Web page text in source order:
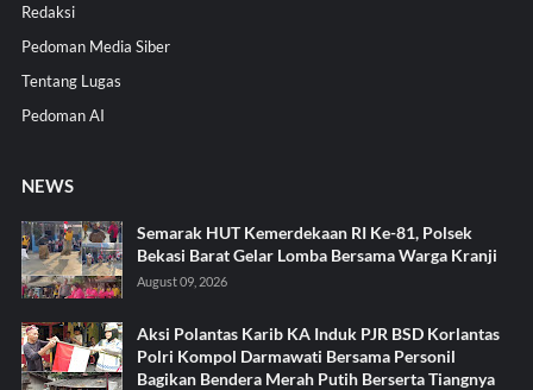
Redaksi
Pedoman Media Siber
Tentang Lugas
Pedoman AI
NEWS
Semarak HUT Kemerdekaan RI Ke-81, Polsek
Bekasi Barat Gelar Lomba Bersama Warga Kranji
August 09, 2026
Aksi Polantas Karib KA Induk PJR BSD Korlantas
Polri Kompol Darmawati Bersama Personil
Bagikan Bendera Merah Putih Berserta Tiangnya